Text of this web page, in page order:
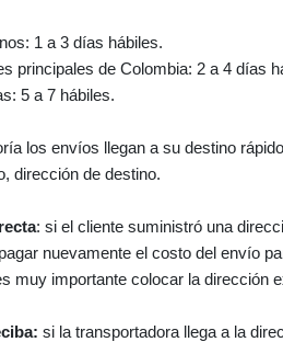
1 a 3 días hábiles.
principales de Colombia: 2 a 4 días
5 a 7 hábiles.
los envíos llegan a su destino
dirección de destino.
: si el cliente suministró una
nuevamente el costo del envío
muy importante colocar la dirección
si la transportadora llega a la